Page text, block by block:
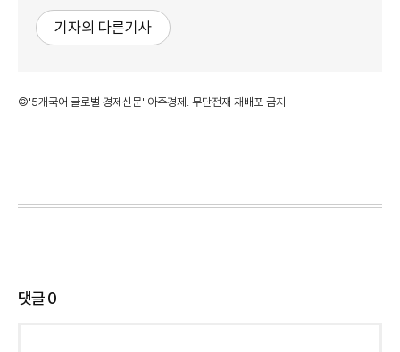
기자의 다른기사
©'5개국어 글로벌 경제신문' 아주경제. 무단전재·재배포 금지
댓글0